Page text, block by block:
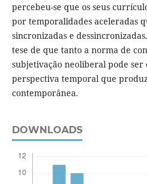
percebeu-se que os seus
por temporalidades aceleradas
sincronizadas e
tese de que tanto a norma de
subjetivação neoliberal pode
perspectiva temporal que
contemporânea.
DOWNLOADS